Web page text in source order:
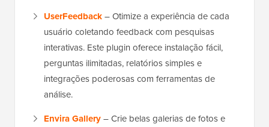
UserFeedback– Otimize a experiência de cada
usuário coletando feedback com pesquisas
interativas. Este plugin oferece instalação fácil,
perguntas ilimitadas, relatórios simples e
integrações poderosas com ferramentas de
análise.
Envira Gallery– Crie belas galerias de fotos e